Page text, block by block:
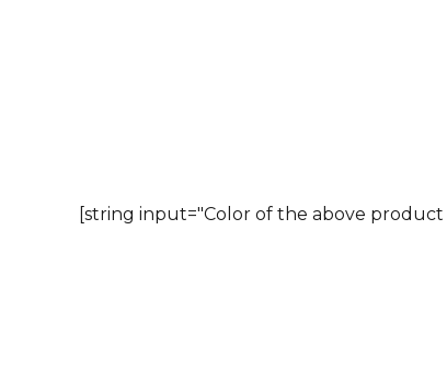
[string input="Color of the above